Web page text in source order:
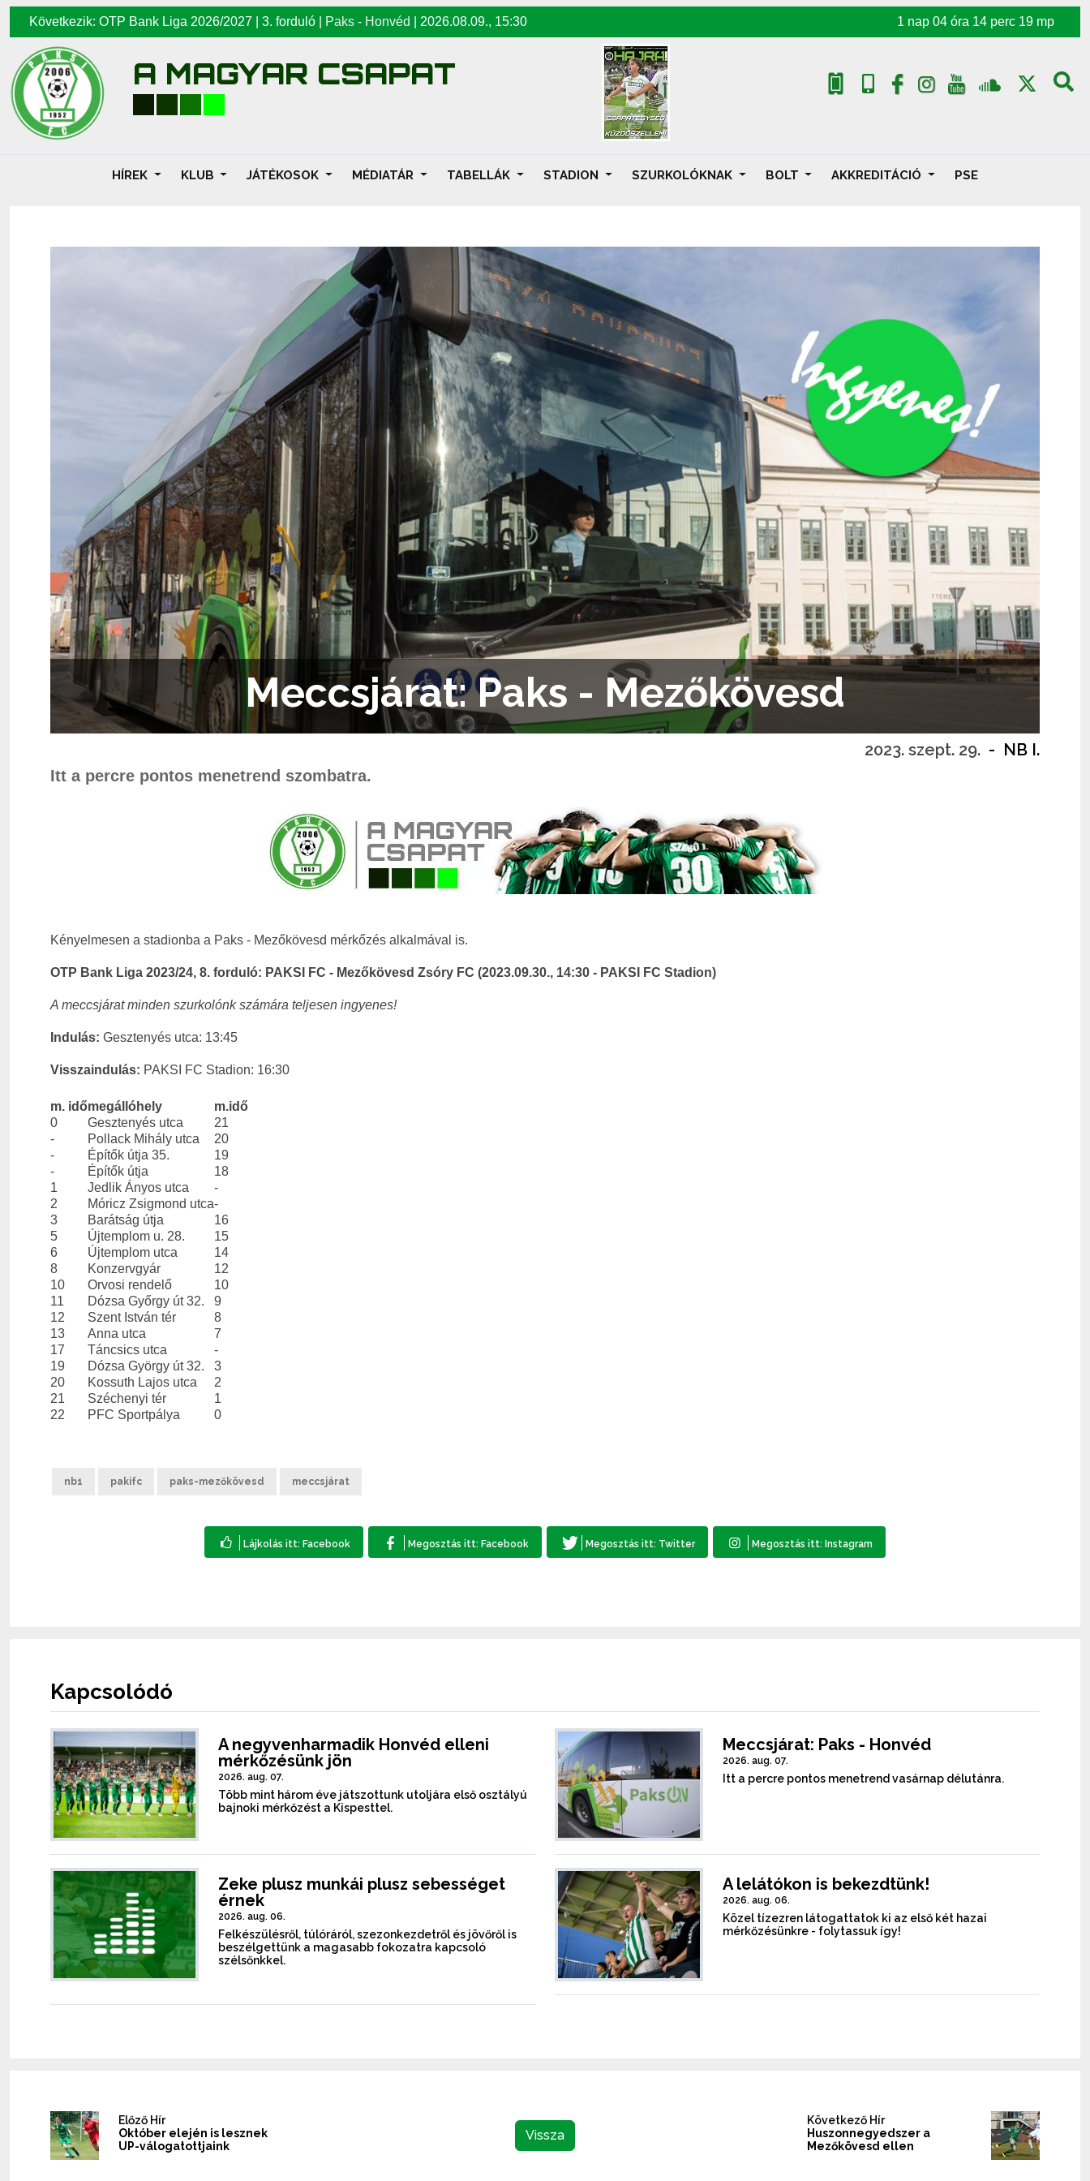
Következik: OTP Bank Liga 2026/2027 | 3. forduló | Paks - Honvéd 2026.08.09., 15:30 1 nap 04 óra 14 perc 17 mp
A MAGYAR CSAPAT
HÍREK KLUB JÁTÉKOSOK MÉDIATÁR TABELLÁK STADION SZURKOLÓKNAK BOLT AKKREDITÁCIÓ PSE
Meccsjárat: Paks - Mezőkövesd
2023. szept. 29. - NB I.
Itt a percre pontos menetrend szombatra.
Kényelmesen a stadionba a Paks - Mezőkövesd mérkőzés alkalmával is.
OTP Bank Liga 2023/24, 8. forduló: PAKSI FC - Mezőkövesd Zsóry FC (2023.09.30., 14:30 - PAKSI FC Stadion)
A meccsjárat minden szurkolónk számára teljesen ingyenes!
Indulás: Gesztenyés utca: 13:45
Visszaindulás: PAKSI FC Stadion: 16:30
m. időmegállóhely
m.idő
0
Gesztenyés utca
21
-
Pollack Mihály utca
20
-
Építők útja 35.
19
-
Építők útja
18
1
Jedlik Ányos utca
-
2
Móricz Zsigmond utca-
3
Barátság útja
16
5
Újtemplom u. 28.
15
6
Újtemplom utca
14
8
Konzervgyár
12
10
Orvosi rendelő
10
11
Dózsa Győrgy út 32.
9
12
Szent István tér
8
13
Anna utca
7
17
Táncsics utca
-
19
Dózsa György út 32.
3
20
Kossuth Lajos utca
2
21
Széchenyi tér
1
22
PFC Sportpálya 0
nb1 pakifc paks-mezőkövesd meccsjárat
Kapcsolódó
A negyvenharmadik Honvéd elleni
mérkőzésünk jön
2026. aug. 07.
Több mint három éve játszottunk utoljára első osztályú
bajnoki mérkőzést a Kispesttel.
Meccsjárat: Paks - Honvéd
2026. aug. 07.
Itt a percre pontos menetrend vasárnap délutánra.
Zeke plusz munkái plusz sebességet
érnek
2026. aug. 06.
Felkészülésről, túlóráról, szezonkezdetről és jövőről is
beszélgettünk a magasabb fokozatra kapcsoló
szélsőnkkel.
A lelátókon is bekezdtünk!
2026. aug. 06.
Közel tízezren látogattatok ki az első két hazai
mérkőzésünkre - folytassuk így!
Előző Hír
Október elején is lesznek
UP-válogatottjaink
Vissza
Következő Hír
Huszonnegyedszer a
Mezőkövesd ellen